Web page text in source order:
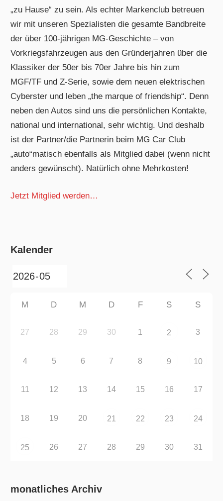
„zu Hause“ zu sein. Als echter Markenclub betreuen
wir mit unseren Spezialisten die gesamte Bandbreite
der über 100-jährigen MG-Geschichte – von
Vorkriegsfahrzeugen aus den Gründerjahren über die
Klassiker der 50er bis 70er Jahre bis hin zum
MGF/TF und Z-Serie, sowie dem neuen elektrischen
Cyberster und leben „the marque of friendship“. Denn
neben den Autos sind uns die persönlichen Kontakte,
national und international, sehr wichtig. Und deshalb
ist der Partner/die Partnerin beim MG Car Club
„auto“matisch ebenfalls als Mitglied dabei (wenn nicht
anders gewünscht). Natürlich ohne Mehrkosten!
Jetzt Mitglied werden…
Kalender
M D M D F S S
27 28 29 30 1 2 3
4 5 6 7 8 9 10
11 12 13 14 15 16 17
18 19 20 21 22 23 24
25 26 27 28 29 30 31
monatliches Archiv